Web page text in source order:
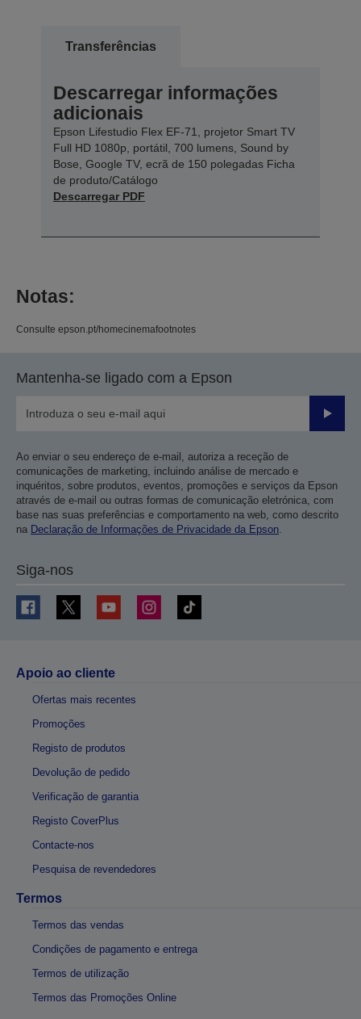
Transferências
Descarregar informações
adicionais
Epson Lifestudio Flex EF-71, projetor Smart TV
Full HD 1080p, portátil, 700 lumens, Sound by
Bose, Google TV, ecrã de 150 polegadas Ficha
de produto/Catálogo
Descarregar PDF
Notas:
Consulte epson.pt/homecinemafootnotes
Mantenha-se ligado com a Epson
Enviar
Ao enviar o seu endereço de e-mail, autoriza a receção de
comunicações de marketing, incluindo análise de mercado e
inquéritos, sobre produtos, eventos, promoções e serviços da Epson
através de e-mail ou outras formas de comunicação eletrónica, com
base nas suas preferências e comportamento na web, como descrito
na Declaração de Informações de Privacidade da Epson.
Siga-nos
Apoio ao cliente
Ofertas mais recentes
Promoções
Registo de produtos
Devolução de pedido
Verificação de garantia
Registo CoverPlus
Contacte-nos
Pesquisa de revendedores
Termos
Termos das vendas
Condições de pagamento e entrega
Termos de utilização
Termos das Promoções Online